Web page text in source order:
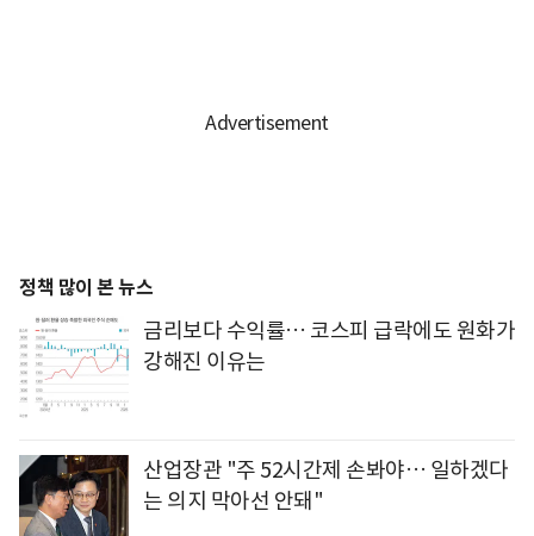
정책 많이 본 뉴스
금리보다 수익률… 코스피 급락에도 원화가
강해진 이유는
산업장관 "주 52시간제 손봐야… 일하겠다
는 의지 막아선 안돼"